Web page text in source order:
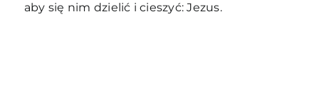
aby się nim dzielić i cieszyć: Jezus.